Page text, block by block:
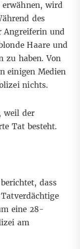
erwähnen, wird
des
Angreiferin und
Haare und
zu haben. Von
einigen Medien
nichts.
weil der
Tat besteht.
dass
eine 28-
am